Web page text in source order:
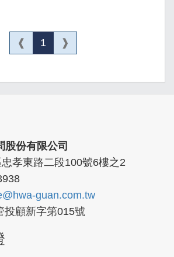
❰ 1 ❱
股份有限公司
孝東路二段100號6樓之2
guan.com.tw
投顧新字第015號